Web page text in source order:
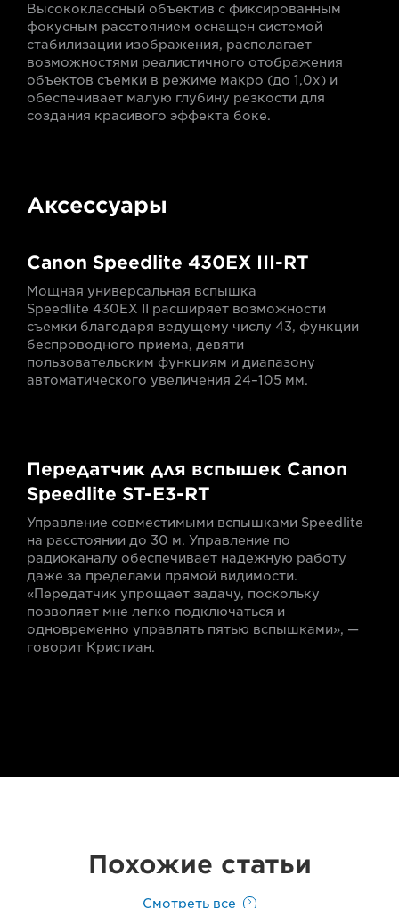
Высококлассный объектив с фиксированным
фокусным расстоянием оснащен системой
стабилизации изображения, располагает
возможностями реалистичного отображения
объектов съемки в режиме макро (до 1,0x) и
обеспечивает малую глубину резкости для
создания красивого эффекта боке.
Аксессуары
Canon Speedlite 430EX III-RT
Мощная универсальная вспышка
Speedlite 430EX II расширяет возможности
съемки благодаря ведущему числу 43, функции
беспроводного приема, девяти
пользовательским функциям и диапазону
автоматического увеличения 24–105 мм.
Передатчик для вспышек Canon
Speedlite ST-E3-RT
Управление совместимыми вспышками Speedlite
на расстоянии до 30 м. Управление по
радиоканалу обеспечивает надежную работу
даже за пределами прямой видимости.
«Передатчик упрощает задачу, поскольку
позволяет мне легко подключаться и
одновременно управлять пятью вспышками», —
говорит Кристиан.
Похожие статьи
Смотреть все